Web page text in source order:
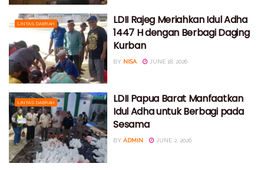
LINTAS DAERAH
LDII Rajeg Meriahkan Idul Adha
1447 H dengan Berbagi Daging
Kurban
BY NISA JUNE 18, 2026
LINTAS DAERAH
LDII Papua Barat Manfaatkan
Idul Adha untuk Berbagi pada
Sesama
BY ADMIN JUNE 2, 2026